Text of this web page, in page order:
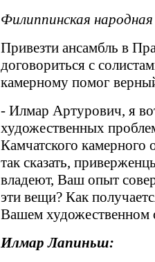
Филиппинская народная
Привезти ансамбль в
договориться с
камерному помог
- Илмар Артурович, я
художественных
Камчатского
так сказать,
владеют, Ваш опыт
эти вещи? Как
Вашем художественном
Илмар Лапиньш: